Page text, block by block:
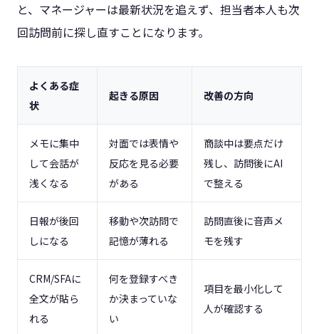
と、マネージャーは最新状況を追えず、担当者本人も次
回訪問前に探し直すことになります。
よくある症
状
起きる原因 改善の方向
メモに集中
して会話が
浅くなる
対面では表情や
反応を見る必要
がある
商談中は要点だけ
残し、訪問後にAI
で整える
日報が後回
しになる
移動や次訪問で
記憶が薄れる
訪問直後に音声メ
モを残す
CRM/SFAに
全文が貼ら
れる
何を登録すべき
か決まっていな
い
項目を最小化して
人が確認する